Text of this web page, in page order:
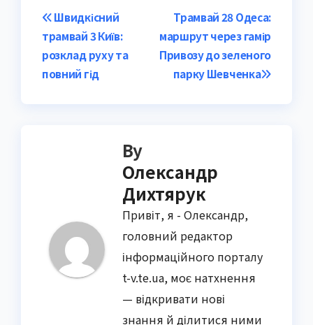
Post
navigation
Трамвай 28 Одеса:
маршрут через гамір
Привозу до зеленого
парку Шевченка
Швидкісний
трамвай 3 Київ:
розклад руху та
повний гід
By
Олександр
Дихтярук
Привіт, я - Олександр,
головний редактор
інформаційного порталу
t-v.te.ua, моє натхнення
— відкривати нові
знання й ділитися ними